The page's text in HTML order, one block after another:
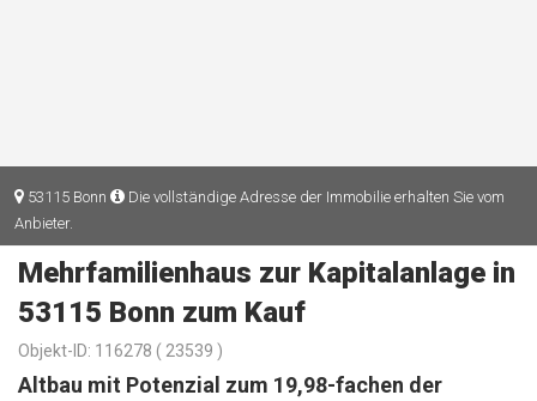
53115 Bonn
Die vollständige Adresse der Immobilie erhalten Sie vom
Anbieter.
Mehrfamilienhaus zur Kapitalanlage in
53115 Bonn zum Kauf
Objekt-ID: 116278 ( 23539 )
Altbau mit Potenzial zum 19,98-fachen der